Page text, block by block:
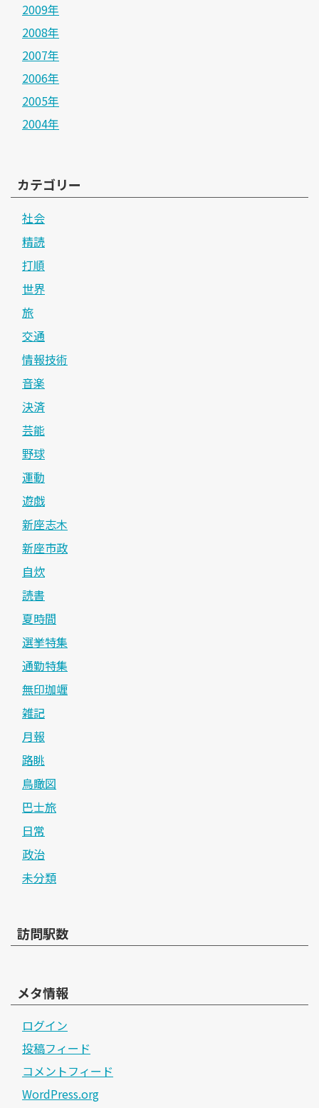
2009年
2008年
2007年
2006年
2005年
2004年
カテゴリー
社会
精読
打順
世界
旅
交通
情報技術
音楽
決済
芸能
野球
運動
遊戯
新座志木
新座市政
自炊
読書
夏時間
選挙特集
通勤特集
無印珈竰
雑記
月報
路眺
鳥瞰図
巴士旅
日常
政治
未分類
訪問駅数
メタ情報
ログイン
投稿フィード
コメントフィード
WordPress.org